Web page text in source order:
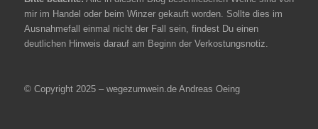
mir im Handel oder beim Winzer gekauft worden. Sollte dies im
Ausnahmefall einmal nicht der Fall sein, findest Du einen
deutlichen Hinweis darauf am Beginn der Verkostungsnotiz.
© Copyright 2025 – wegezumwein.de Andreas Oeing